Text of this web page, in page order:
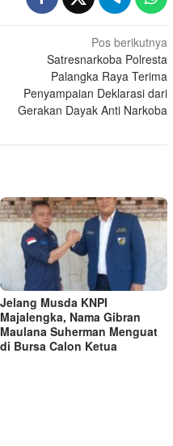
Pos berikutnya
Satresnarkoba Polresta
Palangka Raya Terima
Penyampaian Deklarasi dari
Gerakan Dayak Anti Narkoba
Jelang Musda KNPI
Majalengka, Nama Gibran
Maulana Suherman Menguat
di Bursa Calon Ketua